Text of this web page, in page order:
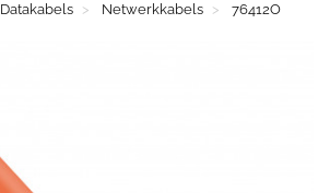
Datakabels Netwerkkabels 76412O